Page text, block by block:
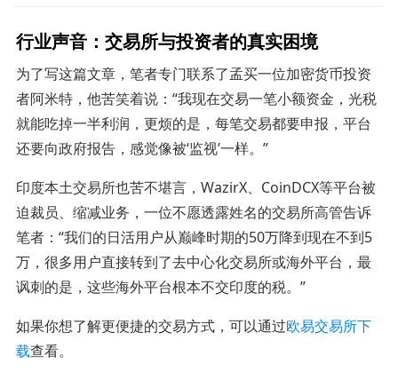
行业声音：交易所与投资者的真实困境
为了写这篇文章，笔者专门联系了孟买一位加密货币投资
者阿米特，他苦笑着说：“我现在交易一笔小额资金，光税
就能吃掉一半利润，更烦的是，每笔交易都要申报，平台
还要向政府报告，感觉像被‘监视’一样。”
印度本土交易所也苦不堪言，WazirX、CoinDCX等平台被
迫裁员、缩减业务，一位不愿透露姓名的交易所高管告诉
笔者：“我们的日活用户从巅峰时期的50万降到现在不到5
万，很多用户直接转到了去中心化交易所或海外平台，最
讽刺的是，这些海外平台根本不交印度的税。”
如果你想了解更便捷的交易方式，可以通过欧易交易所下
载查看。